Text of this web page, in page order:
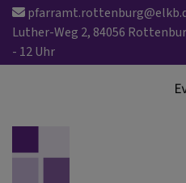
Direkt
zum
Inhalt
Luther-Weg 2, 84056
- 12 Uhr